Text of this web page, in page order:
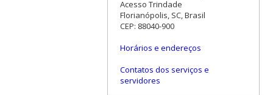
Acesso Trindade
Florianópolis, SC, Brasil
CEP: 88040-900
Horários e endereços
Contatos dos serviços e
servidores